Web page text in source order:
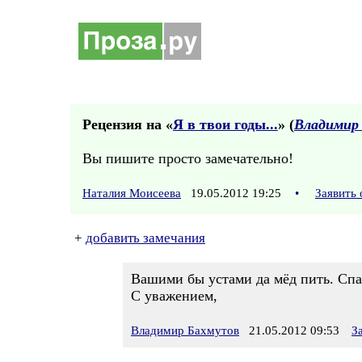
Рецензия на «Я в твои годы...» (
Вы пишите просто замечательно!
Наталия Моисеева 19.05.2012 19:25 •
+ добавить замечания
Вашими бы устами да мёд пить.
С уважением,
Владимир Бахмутов 21.05.2012 09:53